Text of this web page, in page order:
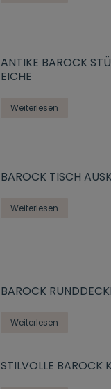
ANTIKE BAROCK
EICHE
Weiterlesen
BAROCK TISCH
Weiterlesen
BAROCK
Weiterlesen
STILVOLLE BAROCK